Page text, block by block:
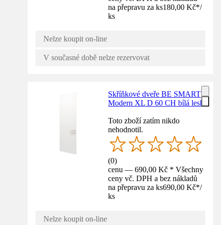
na přepravu za ks180,00 Kč*/
ks
Nelze koupit on-line
V současné době nelze rezervovat
Skříňkové dveře BE SMART
Modern XL D 60 CH bílá lesk
Toto zboží zatím nikdo
nehodnotil.
(0)
cenu — 690,00 Kč * Všechny
ceny vč. DPH a bez nákladů
na přepravu za ks690,00 Kč*/
ks
Nelze koupit on-line